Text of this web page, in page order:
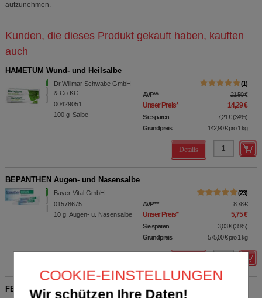
COOKIE-EINSTELLUNGEN
Wir schützen Ihre Daten!
aufzunehmen.
Kunden, die dieses Produkt gekauft haben, kauften
auch
HAMETUM Wund- und Heilsalbe
Dr.Willmar Schwabe GmbH
& Co.KG
00429051
100 g Salbe
1
AVP*** 21,50 €
Unser Preis* 14,29 €
Sie sparen 7,21 € (34%)
Grundpreis
142,90 €pro 1 kg
Details
BEPANTHEN Augen- und Nasensalbe
Bayer Vital GmbH
01578675
10 g Augen- u. Nasensalbe
23
AVP*** 8,78 €
Unser Preis* 5,75 €
Sie sparen 3,03 € (35%)
Grundpreis
575,00 €pro 1 kg
FENISTIL Gel